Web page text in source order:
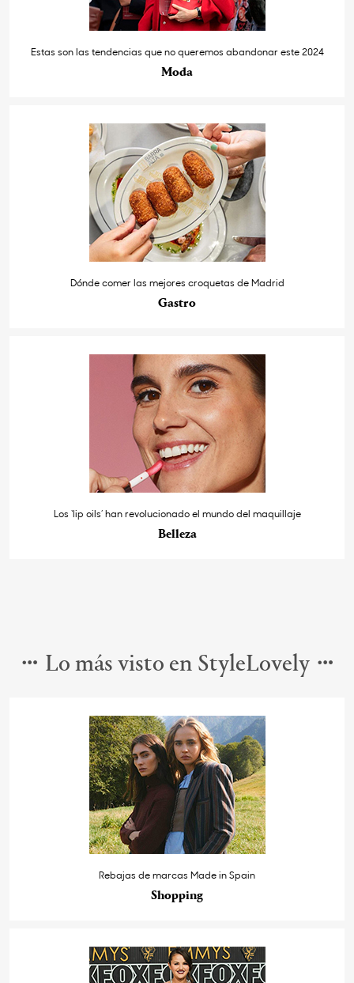
Estas son las tendencias que no queremos abandonar este 2024
Moda
Dónde comer las mejores croquetas de Madrid
Gastro
Los ‘lip oils’ han revolucionado el mundo del maquillaje
Belleza
Lo más visto en StyleLovely
Rebajas de marcas Made in Spain
Shopping